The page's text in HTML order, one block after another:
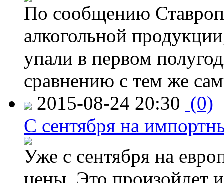
По сообщению
алкогольной
упали в первом
сравнению с тем же
2015-08-24 20:30 (0)
C сентября на
Уже с сентября на
цены. Это произойдет